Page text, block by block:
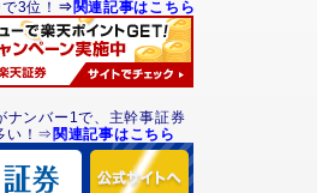
3位！ ⇒関連記事はこちら
ナンバー1で、主幹事証券
い！⇒ 関連記事はこちら